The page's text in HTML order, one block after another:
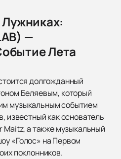
—
Лета
долгожданный
Беляевым, который
музыкальным событием
известный как основатель
Maitz, а также музыкальный
«Голос» на Первом
поклонников.